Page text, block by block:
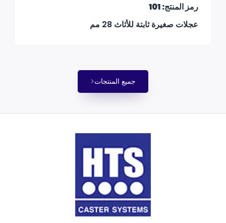
رمز المنتج: 101
عجلات صغيرة ثابتة للأثاث 28 مم
جميع المنتجات